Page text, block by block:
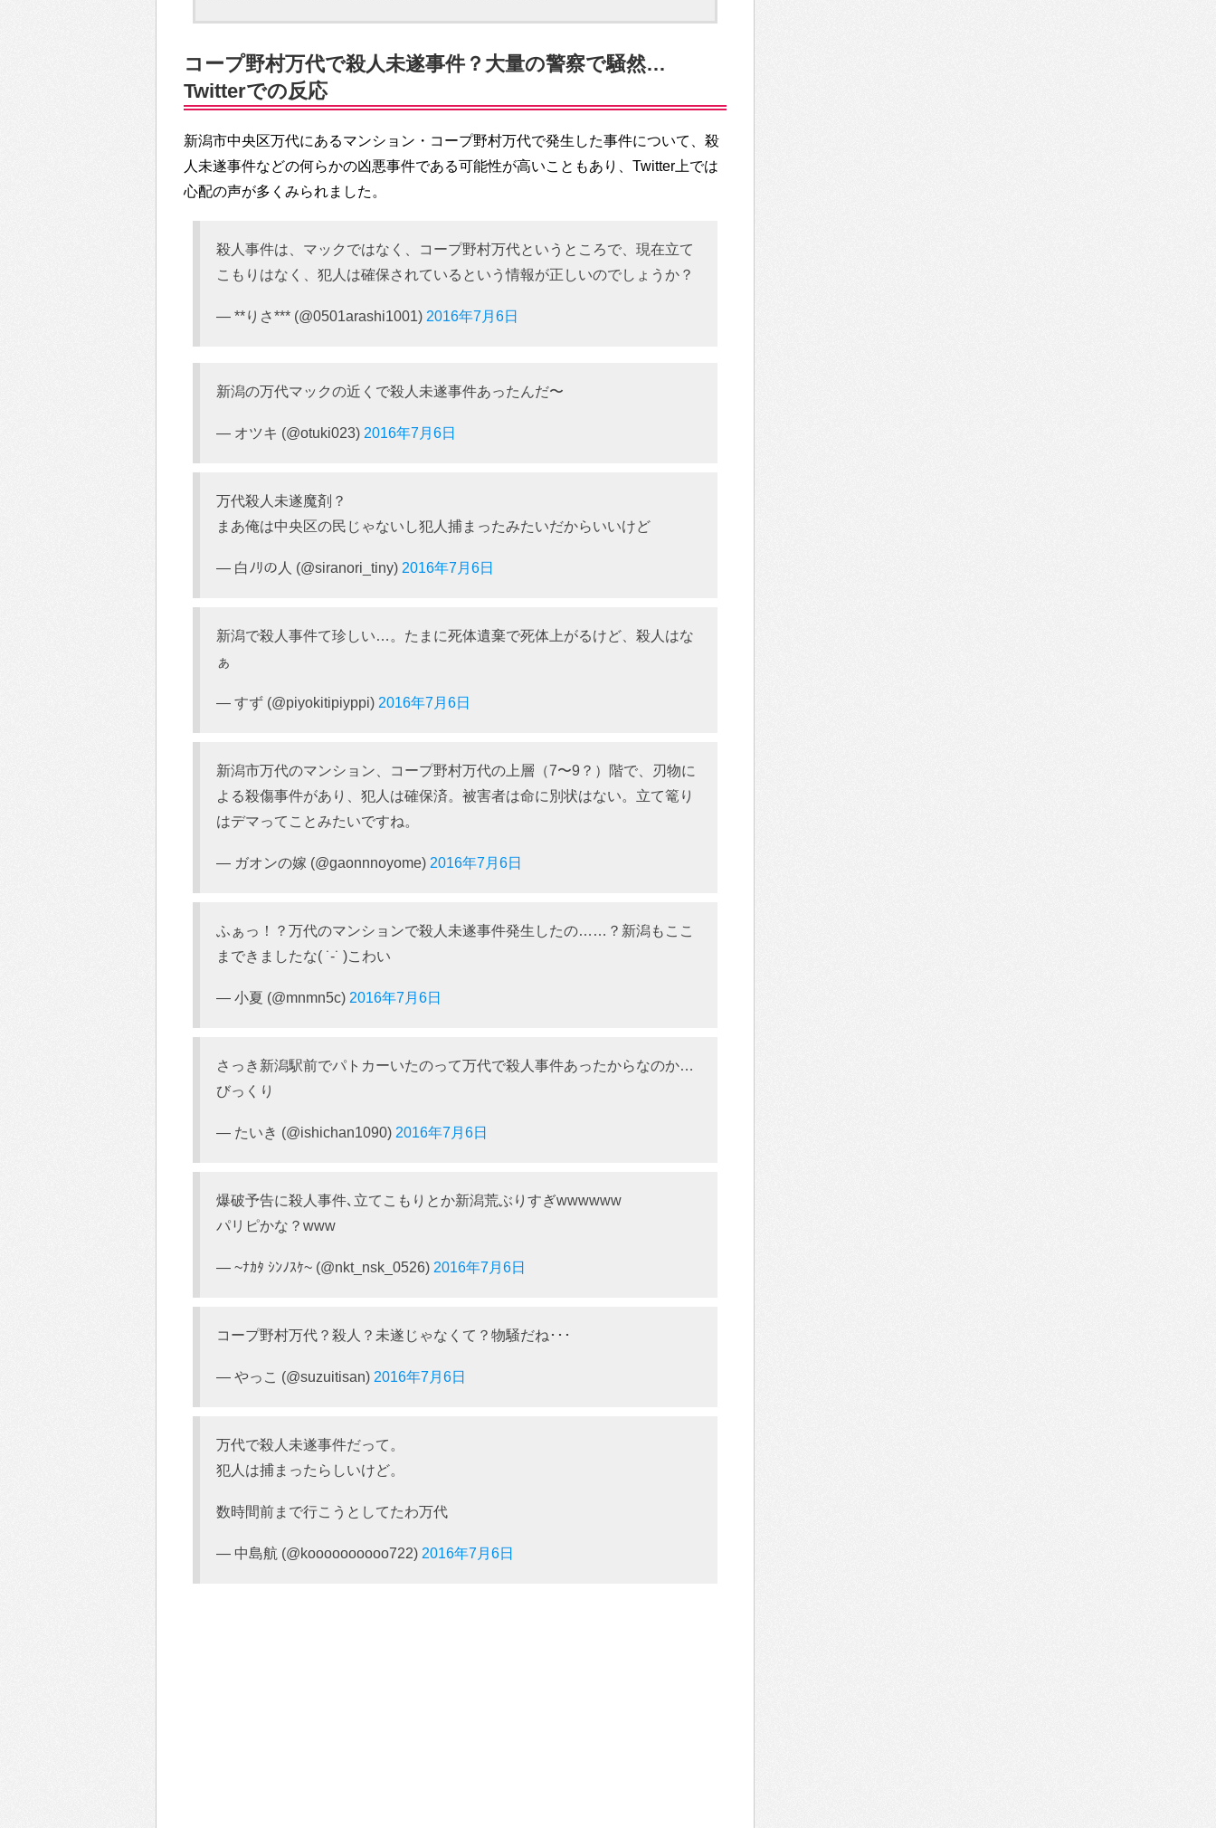
コープ野村万代で殺人未遂事件？大量の警察で騒然…
Twitterでの反応
新潟市中央区万代にあるマンション・コープ野村万代で発生した事件について、殺
人未遂事件などの何らかの凶悪事件である可能性が高いこともあり、Twitter上では
心配の声が多くみられました。
殺人事件は、マックではなく、コープ野村万代というところで、現在立て
こもりはなく、犯人は確保されているという情報が正しいのでしょうか？
— **りさ*** (@0501arashi1001) 2016年7月6日
新潟の万代マックの近くで殺人未遂事件あったんだ〜
— オツキ (@otuki023) 2016年7月6日
万代殺人未遂魔剤？
まあ俺は中央区の民じゃないし犯人捕まったみたいだからいいけど
— 白ﾉﾘの人 (@siranori_tiny) 2016年7月6日
新潟で殺人事件て珍しい…。たまに死体遺棄で死体上がるけど、殺人はな
ぁ
— すず (@piyokitipiyppi) 2016年7月6日
新潟市万代のマンション、コープ野村万代の上層（7〜9？）階で、刃物に
よる殺傷事件があり、犯人は確保済。被害者は命に別状はない。立て篭り
はデマってことみたいですね。
— ガオンの嫁 (@gaonnnoyome) 2016年7月6日
ふぁっ！？万代のマンションで殺人未遂事件発生したの……？新潟もここ
まできましたな( ˙-˙ )こわい
— 小夏 (@mnmn5c) 2016年7月6日
さっき新潟駅前でパトカーいたのって万代で殺人事件あったからなのか…
びっくり
— たいき (@ishichan1090) 2016年7月6日
爆破予告に殺人事件､立てこもりとか新潟荒ぶりすぎwwwwww
パリピかな？www
— ~ﾅｶﾀ ｼﾝﾉｽｹ~ (@nkt_nsk_0526) 2016年7月6日
コープ野村万代？殺人？未遂じゃなくて？物騒だね･･･
— やっこ (@suzuitisan) 2016年7月6日
万代で殺人未遂事件だって。
犯人は捕まったらしいけど。
数時間前まで行こうとしてたわ万代
— 中島航 (@koooooooooo722) 2016年7月6日